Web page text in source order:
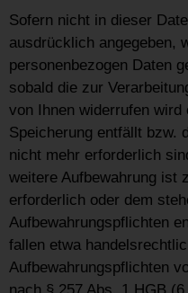
Sofern nicht in dieser
ausdrücklich angegeben,
personenbezogen Daten
sobald die zur
von Ihnen widerrufen
Speicherung entfällt bzw.
nicht mehr erforderlich
weitere Aufbewahrung ist
erforderlich oder dem
Aufbewahrungspflichten
fallen etwa
Aufbewahrungspflichten
nach § 257 Abs. 1 HGB